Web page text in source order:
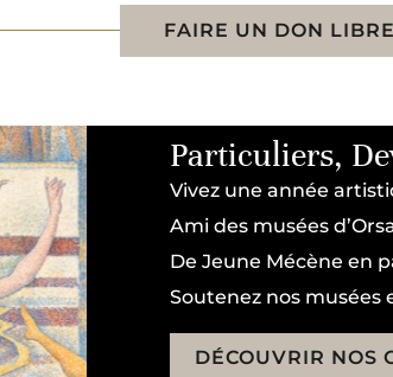
FAIRE UN DON LIBRE
Particuliers,
Vivez une année
Ami des musées
De Jeune Mécène en
Soutenez nos musées
DÉCOUVRIR NOS